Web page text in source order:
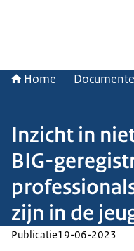
Home
Inzicht in
BIG-
zijn in de
Publicatie19-06-2023